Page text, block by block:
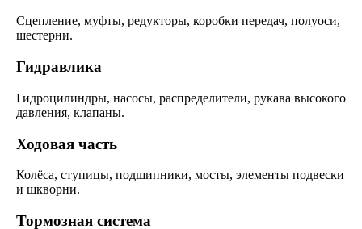
Сцепление, муфты, редукторы, коробки передач, полуоси,
шестерни.
Гидравлика
Гидроцилиндры, насосы, распределители, рукава высокого
давления, клапаны.
Ходовая часть
Колёса, ступицы, подшипники, мосты, элементы подвески
и шкворни.
Тормозная система